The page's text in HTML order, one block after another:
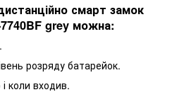
смарт замок
grey можна:
розряду батарейок.
коли входив.